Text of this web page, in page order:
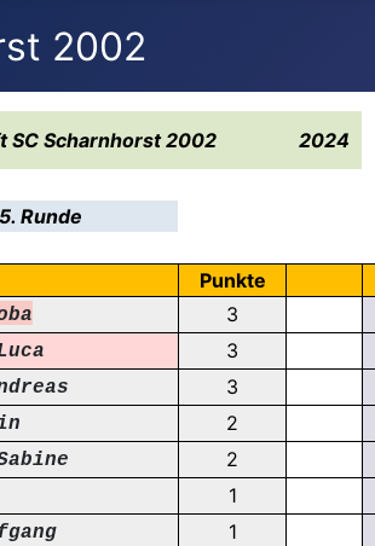
SC Scharnhorst 2002 2024
Runde
Punkte
3
3
3
2
2
1
1